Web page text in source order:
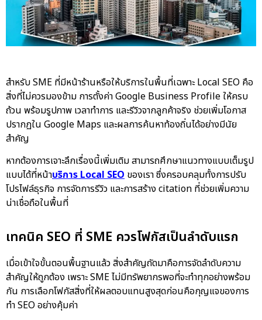
สำหรับ SME ที่มีหน้าร้านหรือให้บริการในพื้นที่เฉพาะ Local SEO คือ
สิ่งที่ไม่ควรมองข้าม การตั้งค่า Google Business Profile ให้ครบ
ถ้วน พร้อมรูปภาพ เวลาทำการ และรีวิวจากลูกค้าจริง ช่วยเพิ่มโอกาส
ปรากฏใน Google Maps และผลการค้นหาท้องถิ่นได้อย่างมีนัย
สำคัญ
หากต้องการเจาะลึกเรื่องนี้เพิ่มเติม สามารถศึกษาแนวทางแบบเต็มรูป
แบบได้ที่หน้าบริการ Local SEO ของเรา ซึ่งครอบคลุมทั้งการปรับ
โปรไฟล์ธุรกิจ การจัดการรีวิว และการสร้าง citation ที่ช่วยเพิ่มความ
น่าเชื่อถือในพื้นที่
เทคนิค SEO ที่ SME ควรโฟกัสเป็นลำดับแรก
เมื่อเข้าใจขั้นตอนพื้นฐานแล้ว สิ่งสำคัญถัดมาคือการจัดลำดับความ
สำคัญให้ถูกต้อง เพราะ SME ไม่มีทรัพยากรพอที่จะทำทุกอย่างพร้อม
กัน การเลือกโฟกัสสิ่งที่ให้ผลตอบแทนสูงสุดก่อนคือกุญแจของการ
ทำ SEO อย่างคุ้มค่า